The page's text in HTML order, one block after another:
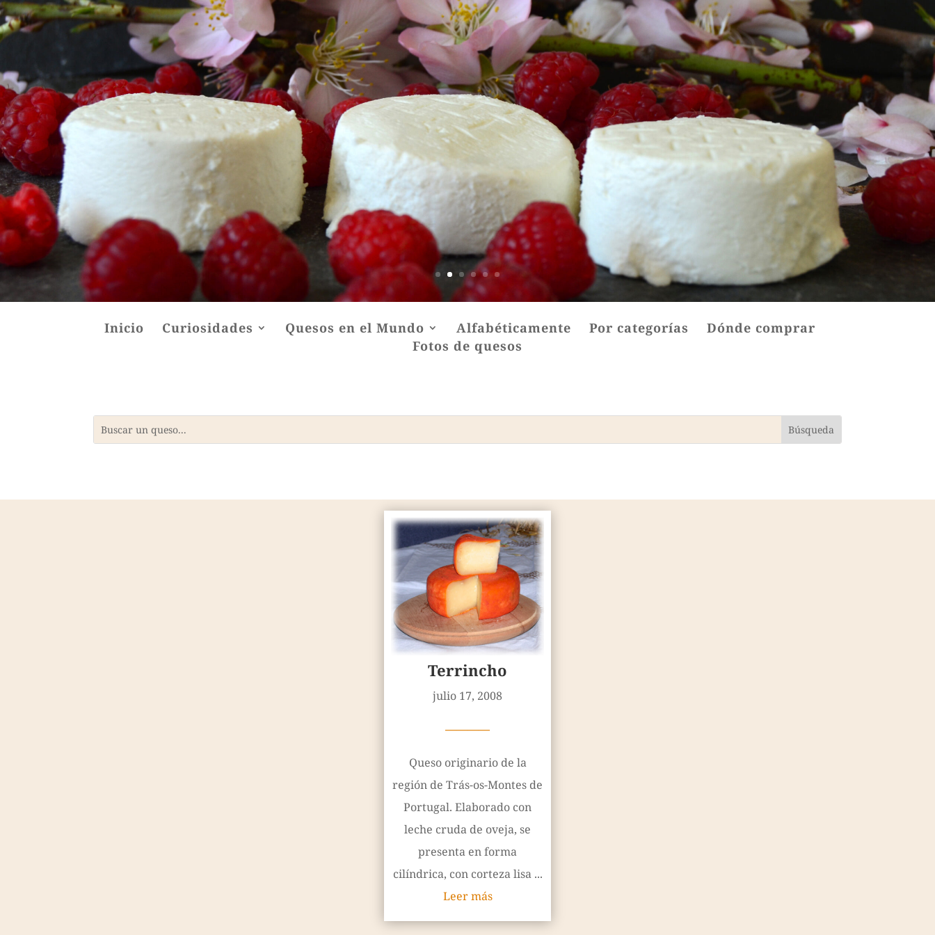
Mundoquesos
Inicio Curiosidades Quesos en el Mundo Alfabéticamente Por categorías
Dónde comprar
Fotos de quesos
Terrincho
julio 17, 2008
————
Queso originario de la
región de Trás-os-Montes de
Portugal. Elaborado con
leche cruda de oveja, se
presenta en forma
cilíndrica, con corteza lisa ...
Leer más